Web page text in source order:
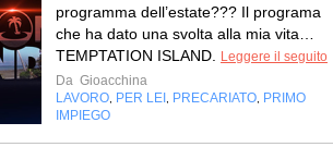
programma dell’estate??? Il programa
che ha dato una svolta alla mia vita…
TEMPTATION ISLAND.
Leggere il seguito
Da Gioacchina
LAVORO PER LEI PRECARIATO PRIMO
IMPIEGO